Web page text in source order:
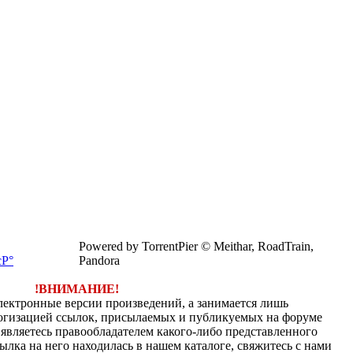
Powered by TorrentPier © Meithar, RoadTrain,
Pandora
!ВНИМАНИЕ!
версии произведений, а занимается лишь
ссылок, присылаемых и публикуемых на форуме
правообладателем какого-либо представленного
на него находилась в нашем каталоге, свяжитесь с нами